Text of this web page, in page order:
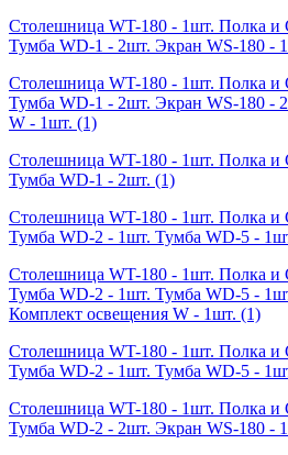
Столешница WT-180 - 1шт. Полка и
Тумба WD-1 - 2шт. Экран WS-180 -
Столешница WT-180 - 1шт. Полка и
Тумба WD-1 - 2шт. Экран WS-180 -
W - 1шт. (1)
Столешница WT-180 - 1шт. Полка и
Тумба WD-1 - 2шт. (1)
Столешница WT-180 - 1шт. Полка и
Тумба WD-2 - 1шт. Тумба WD-5 -
Столешница WT-180 - 1шт. Полка и
Тумба WD-2 - 1шт. Тумба WD-5 -
Комплект освещения W - 1шт. (1)
Столешница WT-180 - 1шт. Полка и
Тумба WD-2 - 1шт. Тумба WD-5 -
Столешница WT-180 - 1шт. Полка и
Тумба WD-2 - 2шт. Экран WS-180 -